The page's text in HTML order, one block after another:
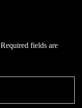
Required fields are